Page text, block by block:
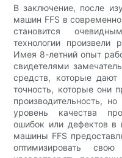
В заключение, после
машин FFS в
становится
технологии произвели
Имея 8-летний опыт
свидетелями
средств, которые
точность, которые они
производительность,
уровень качества
ошибок или дефектов в
машины FFS
оптимизировать